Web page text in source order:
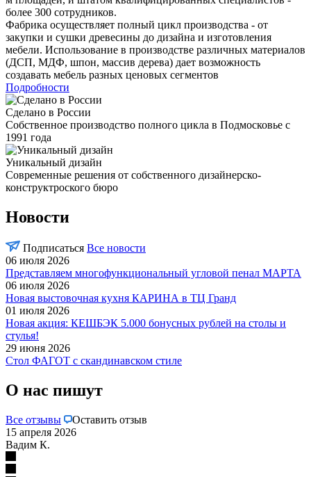
более 300 сотрудников.
Фабрика осуществляет полный цикл производства - от
закупки и сушки древесины до дизайна и изготовления
мебели. Использование в производстве различных материалов
(ДСП, МДФ, шпон, массив дерева) дает возможность
создавать мебель разных ценовых сегментов
Подробности
Сделано в России
Собственное производство полного цикла в Подмосковье с
1991 года
Уникальный дизайн
Современные решения от собственного дизайнерско-
конструктроского бюро
Новости
Подписаться Все новости
06 июля 2026
Представляем многофункциональный угловой пенал МАРТА
06 июля 2026
Новая выстовочная кухня КАРИНА в ТЦ Гранд
01 июля 2026
Новая акция: КЕШБЭК 5.000 бонусных рублей на столы и
стулья!
29 июня 2026
Стол ФАГОТ с скандинавском стиле
О нас пишут
Все отзывы
Оставить отзыв
15 апреля 2026
Вадим К.